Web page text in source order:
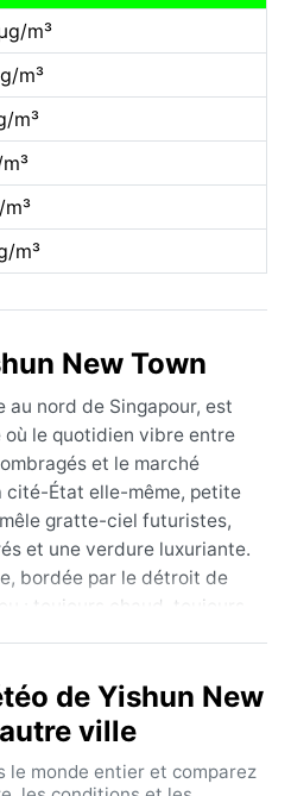
m³
m³
m³
m³
m³
New Town
au nord de Singapour, est
le quotidien vibre entre
et le marché
cité-État elle-même, petite
gratte-ciel futuristes,
et une verdure luxuriante.
bordée par le détroit de
: toujours chaud, toujours
Les températures oscillent
sans véritable hiver ni
et fréquentes,
du nord-est (novembre à
de Yishun New
ville
le monde entier et comparez